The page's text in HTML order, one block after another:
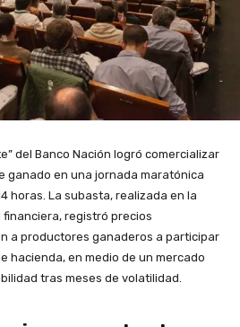
del Banco Nación logró comercializar
ganado en una jornada maratónica
horas. La subasta, realizada en la
registró precios
a productores ganaderos a participar
hacienda, en medio de un mercado
tras meses de volatilidad.